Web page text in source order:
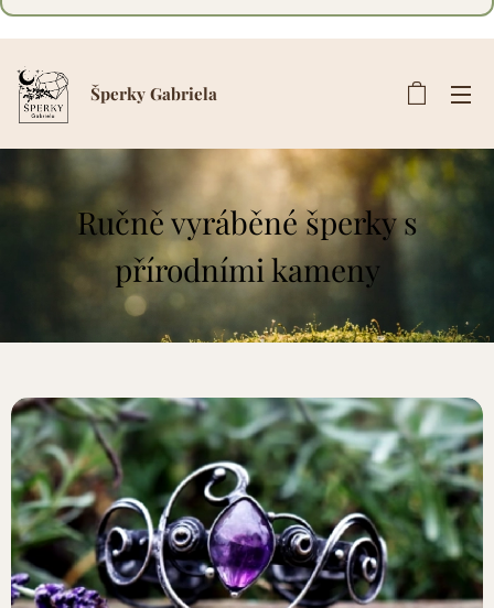
Šperky Gabriela
Ručně vyráběné šperky s
přírodními kameny